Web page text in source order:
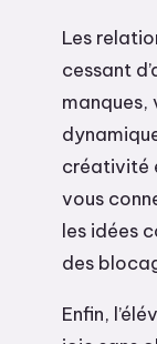
Les
cessant
manques,
créativité
vous
les idées
des
Enfin,